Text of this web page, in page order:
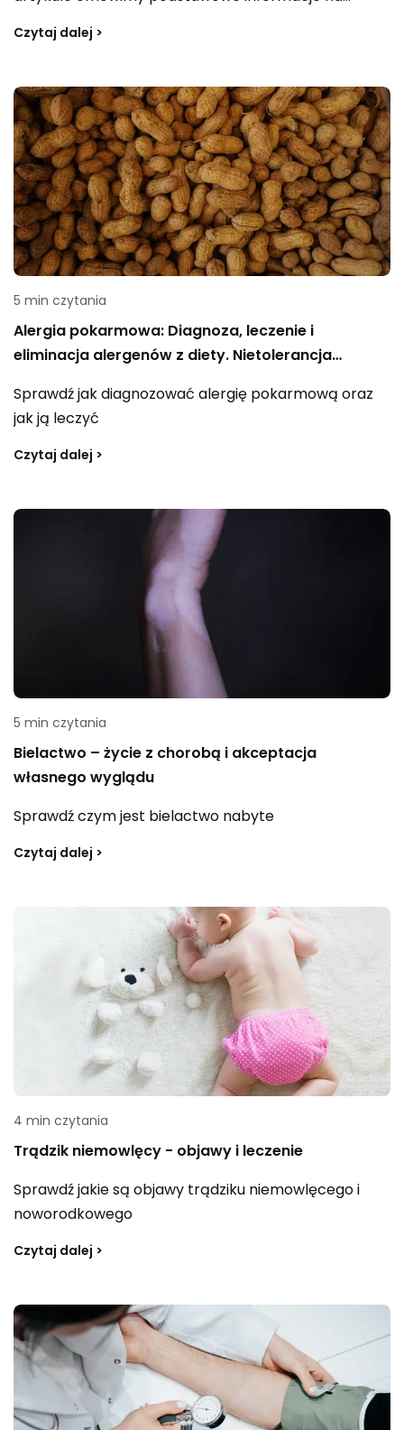
objawy, diagnostykę i rozwiązania terapeutyczne.
Czytaj dalej >
5 min czytania
Alergia pokarmowa: Diagnoza, leczenie i
eliminacja alergenów z diety. Nietolerancja
Sprawdź jak diagnozować alergię pokarmową oraz
jak ją leczyć
Czytaj dalej >
5 min czytania
Bielactwo – życie z chorobą i akceptacja
własnego wyglądu
Sprawdź czym jest bielactwo nabyte
Czytaj dalej >
4 min czytania
Trądzik niemowlęcy - objawy i leczenie
Sprawdź jakie są objawy trądziku niemowlęcego i
noworodkowego
Czytaj dalej >